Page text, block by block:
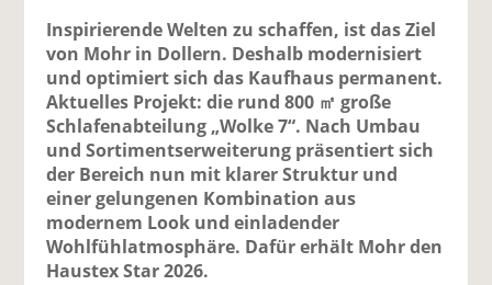
Inspirierende Welten zu schaffen, ist das Ziel
von Mohr in Dollern. Deshalb modernisiert
und optimiert sich das Kaufhaus permanent.
Aktuelles Projekt: die rund 800 ㎡ große
Schlafenabteilung „Wolke 7“. Nach Umbau
und Sortimentserweiterung präsentiert sich
der Bereich nun mit klarer Struktur und
einer gelungenen Kombination aus
modernem Look und einladender
Wohlfühlatmosphäre. Dafür erhält Mohr den
Haustex Star 2026.